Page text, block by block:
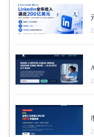
了该技术的采用。Fluent
决方案，让数据团队可以轻松
Ventures 合伙人 Charles
创新性，而且是企业迫切
与数据交互方式的旅程。 Tiferes Ventures管理合伙人、InVision联合
创始人Clark Valberg补充